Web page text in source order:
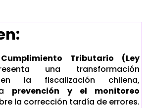
Tributario (Ley
una transformación
la fiscalización chilena,
prevención y el monitoreo
la corrección tardía de errores.